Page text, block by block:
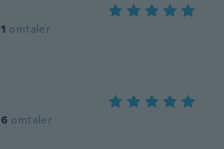
1 omtaler
6 omtaler